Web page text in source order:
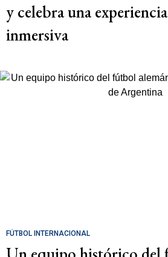
y celebra una
inmersiva
FÚTBOL INTERNACIONAL